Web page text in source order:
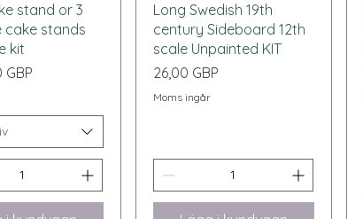
stand or 3
cake stands
kit
GBP
Long Swedish 19th
century Sideboard 12th
scale Unpainted KIT
Pris
26,00 GBP
Moms ingår